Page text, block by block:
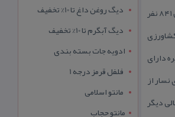
مرز عراق؛ در نزدیكی ارتفاعات بازی‌دراز. ارتفاعاتی كه صدام فتح آن را، كلید فتح خرمشهر می‌دانست.این روستا در دهستان دیره قرار دارد ، جمعیت آن ۸۴۱ نفر
دارای
از
دیگر
دیگ روغن داغ تا 10% تخفیف
دیگ آبگرم تا 10% تخفیف
ادویه جات بسته بندی
فلفل قرمز درجه 1
مانتو اسلامی
مانتو حجاب